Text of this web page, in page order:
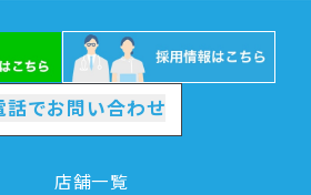
話でお問い合わせ
店舗一覧